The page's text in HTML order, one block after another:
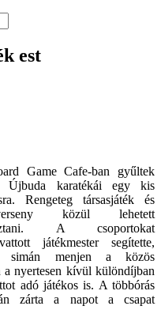
est
Game Cafe-ban gyűltek
Újbuda karatékái egy kis
Rengeteg társasjáték és
közül lehetett
A csoportokat
játékmester segítette,
simán menjen a közös
a nyertesen kívül különdíjban
adó játékos is. A többórás
zárta a napot a csapat